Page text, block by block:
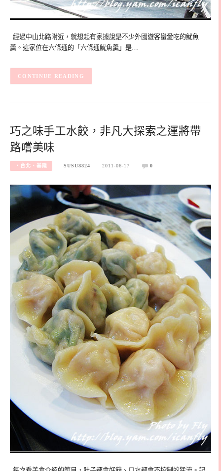
經過中山北路附近，就想起有家據說是不少外國遊客蠻愛吃的魷魚
羹。這家位在六條通的「六條通魷魚羹」是…
CONTINUE READING
巧之味手工水餃，非凡大探索之運將帶
路嚐美味
‧台北、基隆 SUSU8824 2011-06-17 0